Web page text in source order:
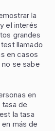
la
el interés
grandes
llamado
en casos
se sabe
en
de
la tasa
más de